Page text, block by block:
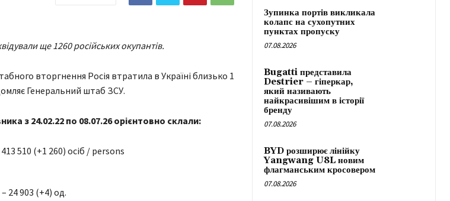
ще 1260 російських окупантів.
вторгнення Росія втратила в Україні близько 1
Генеральний штаб ЗСУ.
з 24.02.22 по 08.07.26 орієнтовно склали:
510 (+1 260) осіб / persons
24 903 (+4) од.
Зупинка портів викликала
колапс на сухопутних
пунктах пропуску
07.08.2026
Bugatti представила
Destrier – гіперкар,
який називають
найкрасивішим в історії
бренду
07.08.2026
BYD розширює лінійку
Yangwang U8L новим
флагманським кросовером
07.08.2026